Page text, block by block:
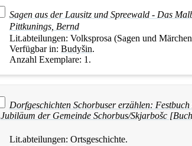
Sagen aus der Lausitz und Spreewald - Das
Pittkunings, Bernd
Lit.abteilungen: Volksprosa (Sagen und
Verfügbar in: Budyšin.
Anzahl Exemplare: 1.
Dorfgeschichten Schorbuser erzählen:
Jubiläum der Gemeinde Schorbus/Skjarbošc
Lit.abteilungen: Ortsgeschichte.